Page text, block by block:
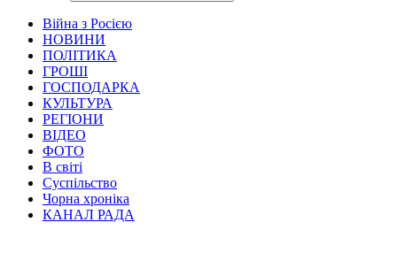
Війна з Росією
НОВИНИ
ПОЛІТИКА
ГРОШІ
ГОСПОДАРКА
КУЛЬТУРА
РЕГІОНИ
ВІДЕО
ФОТО
В світі
Суспільство
Чорна хроніка
КАНАЛ РАДА